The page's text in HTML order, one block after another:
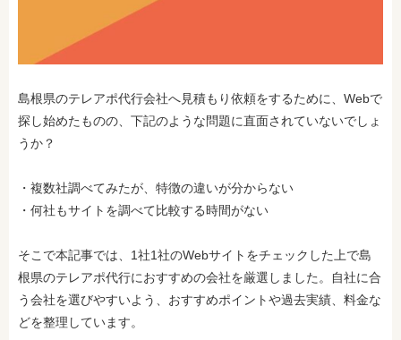
島根県のテレアポ代行会社へ見積もり依頼をするために、Webで
探し始めたものの、下記のような問題に直面されていないでしょ
うか？
・複数社調べてみたが、特徴の違いが分からない
・何社もサイトを調べて比較する時間がない
そこで本記事では、1社1社のWebサイトをチェックした上で島
根県のテレアポ代行におすすめの会社を厳選しました。自社に合
う会社を選びやすいよう、おすすめポイントや過去実績、料金な
どを整理しています。